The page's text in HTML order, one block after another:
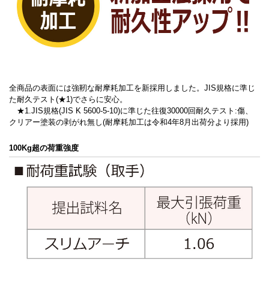
全商品の表面には強靭な耐摩耗加工を新採用しました。JIS規格に準じ
た耐久テスト(★1)でさらに安心。
★1.JIS規格(JIS K 5600-5-10)に準じた往復30000回耐久テスト:傷、
クリアー塗装の剥がれ無し(耐摩耗加工は令和4年8月出荷分より採用)
100Kg超の荷重強度